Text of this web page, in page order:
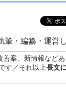
筆・編纂・運営
案、新情報など
す／それ以上長文